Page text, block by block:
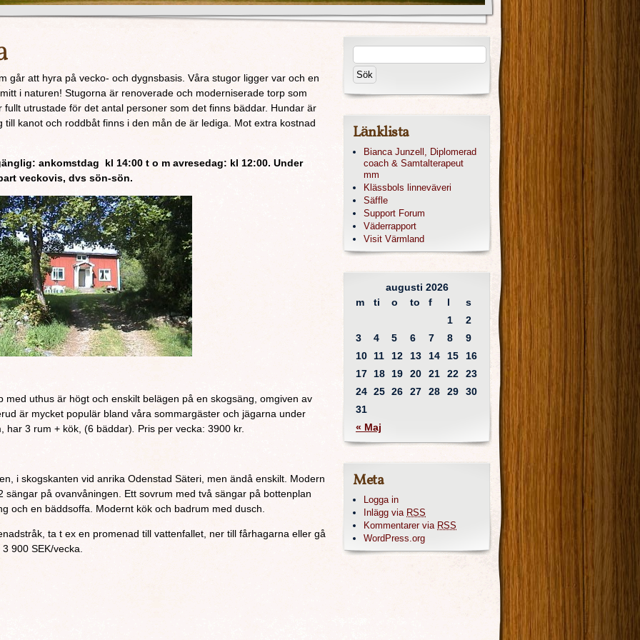
går att hyra på vecko- och dygnsbasis. Våra stugor ligger var och en
i naturen! Stugorna är renoverade och moderniserade torp som
utrustade för det antal personer som det finns bäddar. Hundar är
till kanot och roddbåt finns i den mån de är lediga. Mot extra kostnad
ankomstdag kl 14:00 t o m avresedag: kl 12:00. Under
veckovis, dvs sön-sön.
med uthus är högt och enskilt belägen på en skogsäng, omgiven av
är mycket populär bland våra sommargäster och jägarna under
har 3 rum + kök, (6 bäddar)
Pris per vecka: 3900 kr.
i skogskanten vid anrika Odenstad Säteri, men ändå enskilt. Modern
sängar på ovanvåningen. Ett sovrum med två sängar på bottenplan
och en bäddsoffa. Modernt kök och badrum med dusch.
ta t ex en promenad till vattenfallet, ner till fårhagarna eller gå
900 SEK/vecka.
Länklista
Bianca Junzell, Diplomerad
coach & Samtalterapeut
mm
Klässbols linneväveri
Säffle
Support Forum
Väderrapport
Visit Värmland
augusti 2026
m
ti o to f l s
« Maj
1
2
3
4 5 6 7 8
9
10
11 12 13 14 15
16
17
18 19 20 21 22
23
24 25 26 27 28 29
30
31
Meta
Logga in
Inlägg via RSS
Kommentarer via RSS
WordPress.org